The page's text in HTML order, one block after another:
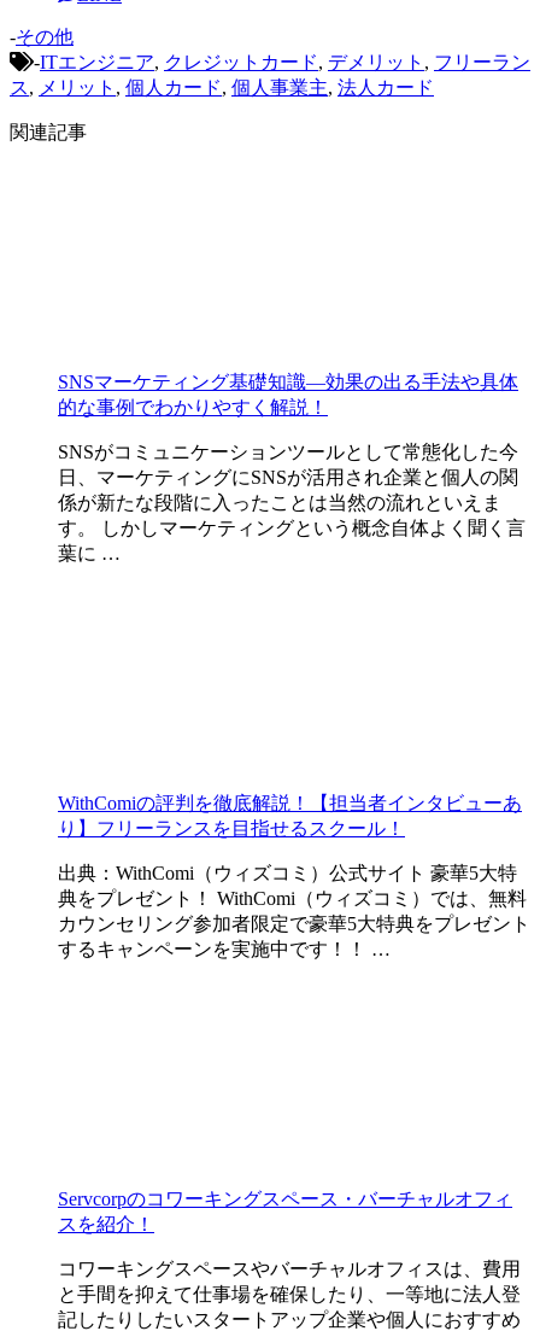
-その他
-ITエンジニア, クレジットカード, デメリット , フリーラン
ス, メリット , 個人カード, 個人事業主, 法人カード
関連記事
SNSマーケティング基礎知識―効果の出る手法や具体
的な事例でわかりやすく解説！
SNSがコミュニケーションツールとして常態化した今
日、マーケティングにSNSが活用され企業と個人の関
係が新たな段階に入ったことは当然の流れといえま
す。 しかしマーケティングという概念自体よく聞く言
葉に …
WithComiの評判を徹底解説！【担当者インタビューあ
り】フリーランスを目指せるスクール！
出典：WithComi（ウィズコミ）公式サイト 豪華5大特
典をプレゼント！ WithComi（ウィズコミ）では、無料
カウンセリング参加者限定で豪華5大特典をプレゼント
するキャンペーンを実施中です！！ …
Servcorpのコワーキングスペース・バーチャルオフィ
スを紹介！
コワーキングスペースやバーチャルオフィスは、費用
と手間を抑えて仕事場を確保したり、一等地に法人登
記したりしたいスタートアップ企業や個人におすすめ